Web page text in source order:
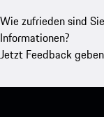
Wie zufrieden sind
Informationen?
Jetzt Feedback geben